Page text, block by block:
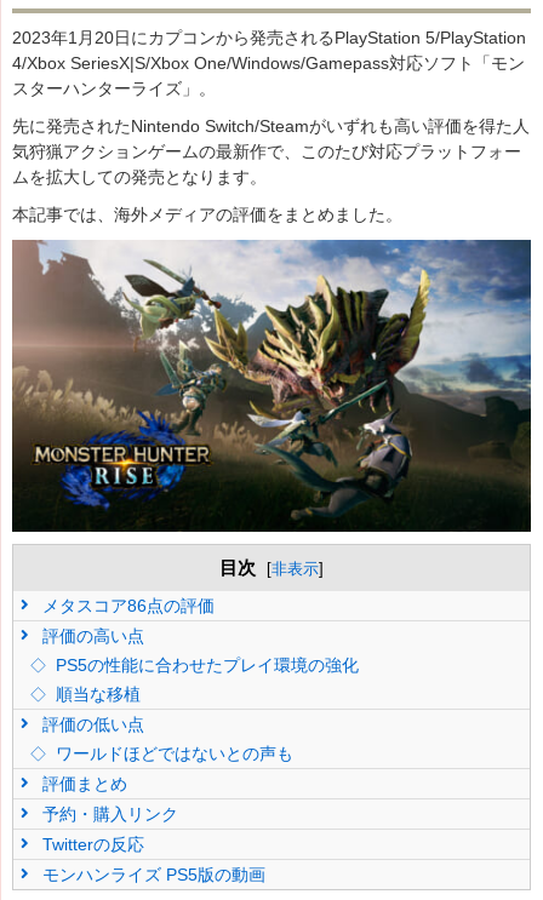
2023年1月20日にカプコンから発売されるPlayStation 5/PlayStation
4/Xbox SeriesX|S/Xbox One/Windows/Gamepass対応ソフト「モン
スターハンターライズ」。
先に発売されたNintendo Switch/Steamがいずれも高い評価を得た人
気狩猟アクションゲームの最新作で、このたび対応プラットフォー
ムを拡大しての発売となります。
本記事では、海外メディアの評価をまとめました。
目次 [非表示]
メタスコア86点の評価
評価の高い点
PS5の性能に合わせたプレイ環境の強化
順当な移植
評価の低い点
ワールドほどではないとの声も
評価まとめ
予約・購入リンク
Twitterの反応
モンハンライズ PS5版の動画